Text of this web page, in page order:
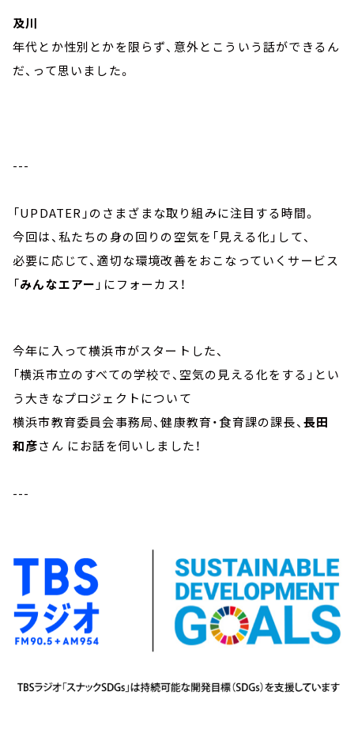
及川
年代とか性別とかを限らず、意外とこういう話ができるん
だ、って思いました。
---
「UPDATER」のさまざまな取り組みに注目する時間。
今回は、私たちの身の回りの空気を「見える化」して、
必要に応じて、適切な環境改善をおこなっていくサービス
「みんなエアー 」にフォーカス！
今年に入って横浜市がスタートした、
「横浜市立のすべての学校で、空気の見える化をする」とい
う大きなプロジェクトについて
横浜市教育委員会事務局、健康教育・食育課の課長、 長田
和彦さん にお話を伺いしました！
---